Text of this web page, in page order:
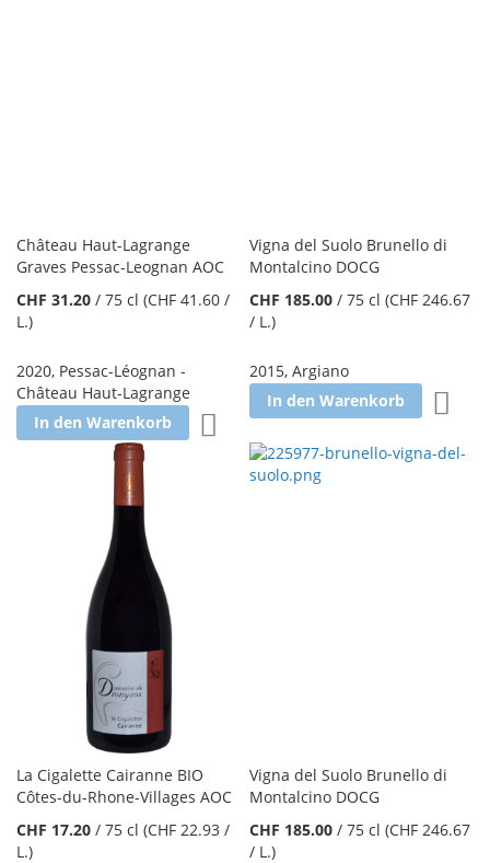
Château Haut-Lagrange
Graves Pessac-Leognan AOC
CHF 31.20 / 75 cl (CHF 41.60 /
L.)
2020, Pessac-Léognan -
Château Haut-Lagrange
In den Warenkorb
Zur Wunschliste hinzufügen
Vigna del Suolo Brunello di
Montalcino DOCG
CHF 185.00 /75 cl (CHF 246.67
/ L.)
2015,Argiano
In den Warenkorb
La Cigalette Cairanne BIO
Côtes-du-Rhone-Villages AOC
CHF 17.20 / 75 cl (CHF 22.93 /
L.)
Vigna del Suolo Brunello di
Montalcino DOCG
CHF 185.00 /75 cl (CHF 246.67
/ L.)